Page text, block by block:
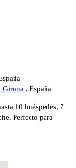
Girona , España
10 huéspedes, 7
Perfecto para